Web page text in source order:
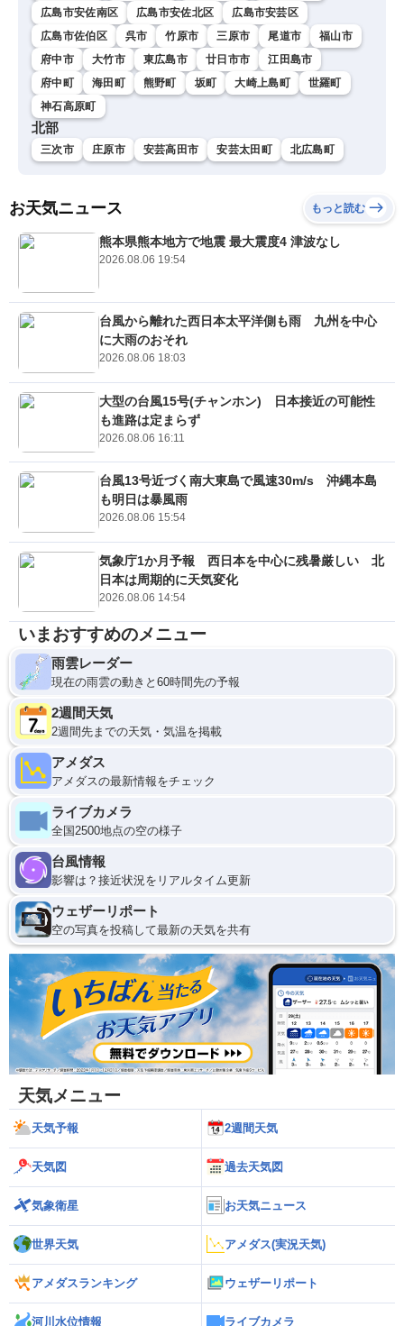
広島市安佐南区 広島市安佐北区
広島市安芸区
広島市佐伯区
呉市 竹原市 三原市 尾道市
福山市
府中市
大竹市 東広島市 廿日市市
江田島市
府中町
海田町 熊野町 坂町 大崎上島町
世羅町
神石高原町
北部
三次市 庄原市 安芸高田市 安芸太田町 北広島町
お天気ニュース もっと読む
熊本県熊本地方で地震 最大震度4 津波なし
2026.08.06 19:54
台風から離れた西日本太平洋側も雨 九州を中心
に大雨のおそれ
2026.08.06 18:03
大型の台風15号(チャンホン) 日本接近の可能性
も進路は定まらず
2026.08.06 16:11
台風13号近づく南大東島で風速30m/s 沖縄本島
も明日は暴風雨
2026.08.06 15:54
気象庁1か月予報 西日本を中心に残暑厳しい 北
日本は周期的に天気変化
2026.08.06 14:54
いまおすすめのメニュー
雨雲レーダー
現在の雨雲の動きと60時間先の予報
2週間天気
2週間先までの天気・気温を掲載
アメダス
アメダスの最新情報をチェック
ライブカメラ
全国2500地点の空の様子
台風情報
影響は？接近状況をリアルタイム更新
ウェザーリポート
空の写真を投稿して最新の天気を共有
天気メニュー
天気予報 2週間天気
天気図 過去天気図
気象衛星 お天気ニュース
世界天気 アメダス(実況天気)
アメダスランキング ウェザーリポート
河川水位情報 ライブカメラ